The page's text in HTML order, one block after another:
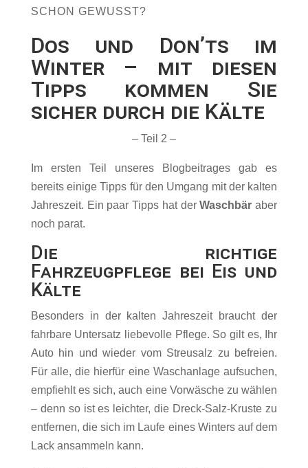
SCHON GEWUSST?
Dos und Donʼts im
Winter – mit diesen
Tipps kommen Sie
sicher durch die Kälte
– Teil 2 –
Im ersten Teil unseres Blogbeitrages gab es
bereits einige Tipps für den Umgang mit der kalten
Jahreszeit. Ein paar Tipps hat derWaschbär aber
noch parat.
Die richtige
Fahrzeugpflege bei Eis und
Kälte
Besonders in der kalten Jahreszeit braucht der
fahrbare Untersatz liebevolle Pflege. So gilt es, Ihr
Auto hin und wieder vom Streusalz zu befreien.
Für alle, die hierfür eine Waschanlage aufsuchen,
empfiehlt es sich, auch eine Vorwäsche zu wählen
– denn so ist es leichter, die Dreck-Salz-Kruste zu
entfernen, die sich im Laufe eines Winters auf dem
Lack ansammeln kann.